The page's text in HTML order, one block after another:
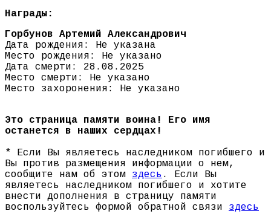
Награды:
Горбунов Артемий Александрович
Дата рождения: Не указана
Место рождения: Не указано
Дата смерти: 28.08.2025
Место смерти: Не указано
Место захоронения: Не указано
Это страница памяти воина! Его имя
останется в наших сердцах!
* Если Вы являетесь наследником погибшего и
Вы против размещения информации о нем,
сообщите нам об этом здесь . Если Вы
являетесь наследником погибшего и хотите
внести дополнения в страницу памяти
воспользуйтесь формой обратной связи здесь